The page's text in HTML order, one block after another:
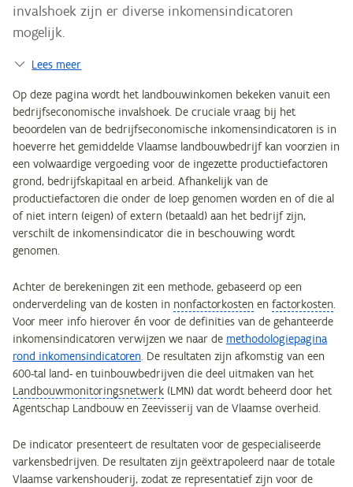
invalshoek zijn er diverse inkomensindicatoren
mogelijk.
Lees meer
Op deze pagina wordt het landbouwinkomen bekeken vanuit een
bedrijfseconomische invalshoek. De cruciale vraag bij het
beoordelen van de bedrijfseconomische inkomensindicatoren is in
hoeverre het gemiddelde Vlaamse landbouwbedrijf kan voorzien in
een volwaardige vergoeding voor de ingezette productiefactoren
grond, bedrijfskapitaal en arbeid. Afhankelijk van de
productiefactoren die onder de loep genomen worden en of die al
of niet intern (eigen) of extern (betaald) aan het bedrijf zijn,
verschilt de inkomensindicator die in beschouwing wordt
genomen.
Achter de berekeningen zit een methode, gebaseerd op een
onderverdeling van de kosten in nonfactorkosten en factorkosten.
Voor meer info hierover én voor de definities van de gehanteerde
inkomensindicatoren verwijzen we naar de methodologiepagina
rond inkomensindicatoren. De resultaten zijn afkomstig van een
600-tal land- en tuinbouwbedrijven die deel uitmaken van het
Landbouwmonitoringsnetwerk (LMN) dat wordt beheerd door het
Agentschap Landbouw en Zeevisserij van de Vlaamse overheid.
De indicator presenteert de resultaten voor de gespecialiseerde
varkensbedrijven. De resultaten zijn geëxtrapoleerd naar de totale
Vlaamse varkenshouderij, zodat ze representatief zijn voor de